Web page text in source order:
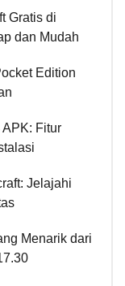
Gratis di
dan Mudah
Edition
Fitur
Jelajahi
Menarik dari